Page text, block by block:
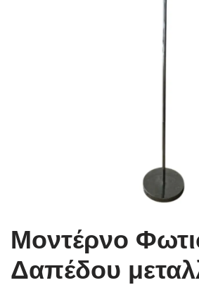
Μοντέρνο
Δαπέδου